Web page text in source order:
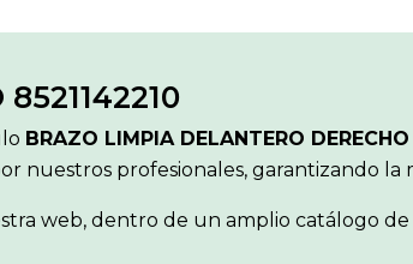
BRAZO LIMPIA DELANTERO
nuestros profesionales, garantizando
web, dentro de un amplio catálogo